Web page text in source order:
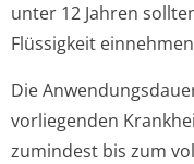
unter 12 Jahren
Flüssigkeit
Die
vorliegenden
zumindest bis zum